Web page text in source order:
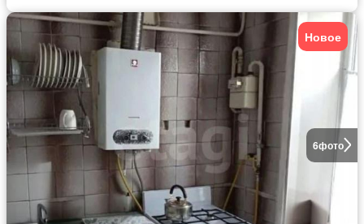
6фото
Новое